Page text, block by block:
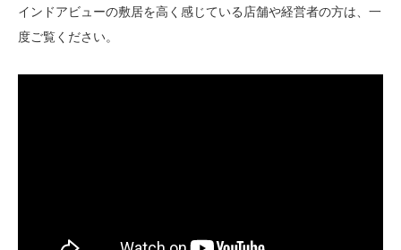
インドアビューの敷居を高く感じている店舗や経営者の方は、一
度ご覧ください。